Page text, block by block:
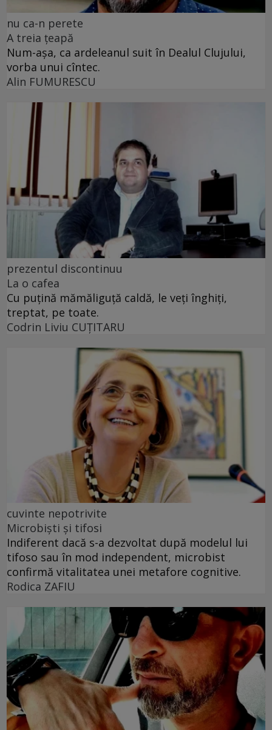
nu ca-n perete
A treia țeapă
Num-așa, ca ardeleanul suit în Dealul Clujului,
vorba unui cîntec.
Alin FUMURESCU
prezentul discontinuu
La o cafea
Cu puţină mămăliguţă caldă, le veţi înghiţi,
treptat, pe toate.
Codrin Liviu CUŢITARU
cuvinte nepotrivite
Microbiști și tifosi
Indiferent dacă s-a dezvoltat după modelul lui
tifoso sau în mod independent, microbist
confirmă vitalitatea unei metafore cognitive.
Rodica ZAFIU